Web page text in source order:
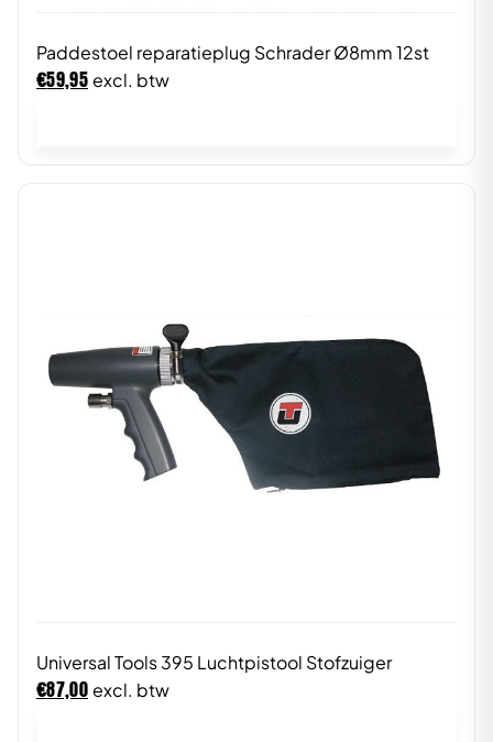
Paddestoel reparatieplug Schrader Ø8mm 12st
€59,95 excl. btw
Universal Tools 395 Luchtpistool Stofzuiger
€87,00 excl. btw